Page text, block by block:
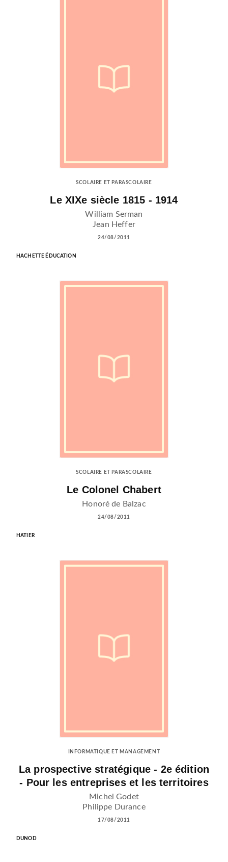
SCOLAIRE ET PARASCOLAIRE
Le XIXe siècle 1815 - 1914
William Serman
Jean Heffer
24/08/2011
HACHETTE ÉDUCATION
SCOLAIRE ET PARASCOLAIRE
Le Colonel Chabert
Honoré de Balzac
24/08/2011
HATIER
INFORMATIQUE ET MANAGEMENT
La prospective stratégique - 2e édition
- Pour les entreprises et les territoires
Michel Godet
Philippe Durance
17/08/2011
DUNOD